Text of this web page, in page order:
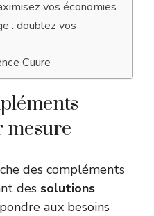
vos économies
: doublez vos
Cuure
mesure
des compléments
des solutions
aux besoins